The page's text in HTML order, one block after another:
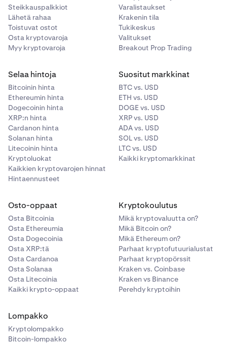
Steikkauspalkkiot
Lähetä rahaa
Toistuvat ostot
Osta kryptovaroja
Myy kryptovaroja
Varalistaukset
Krakenin tila
Tukikeskus
Valitukset
Breakout Prop Trading
Selaa hintoja
Bitcoinin hinta
Ethereumin hinta
Dogecoinin hinta
XRP:n hinta
Cardanon hinta
Solanan hinta
Litecoinin hinta
Kryptoluokat
Kaikkien kryptovarojen hinnat
Hintaennusteet
Suositut markkinat
BTC vs. USD
ETH vs. USD
DOGE vs. USD
XRP vs. USD
ADA vs. USD
SOL vs. USD
LTC vs. USD
Kaikki kryptomarkkinat
Osto-oppaat
Osta Bitcoinia
Osta Ethereumia
Osta Dogecoinia
Osta XRP:tä
Osta Cardanoa
Osta Solanaa
Osta Litecoinia
Kaikki krypto-oppaat
Kryptokoulutus
Mikä kryptovaluutta on?
Mikä Bitcoin on?
Mikä Ethereum on?
Parhaat kryptofutuurialustat
Parhaat kryptopörssit
Kraken vs. Coinbase
Kraken vs Binance
Perehdy kryptoihin
Lompakko
Kryptolompakko
Bitcoin-lompakko